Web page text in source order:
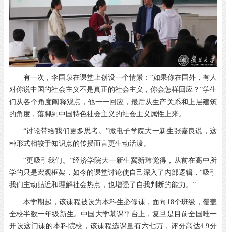
有一次，李国泉在课堂上创设一个情景：“如果你在国外，有人
对你说中国的社会主义不是真正的社会主义，你会怎样回应？”学生
们从各个角度阐释观点，他一一回应，最后从生产关系和上层建筑
的角度，落脚到中国特色社会主义的社会主义属性上来。
“讨论带给我们更多思考。”微电子学院大一新生张嘉良说，这
种形式相较于知识点的传授而言更生动活泼。
“更吸引我们。”经济学院大一新生冀新玮觉得，从前在高中所
学的只是宏观框架，如今的课堂讨论使自己深入了内部逻辑，“吸引
我们主动贴近和理解社会热点，也增强了自我判断的能力。”
本学期起，该课程被设为本科生必修课，面向18个班级，覆盖
全校半数一年级新生。中国大学慕课平台上，复旦是目前全国唯一
开设这门课的本科院校，该课程选课量有六七万，评分高达4.9分